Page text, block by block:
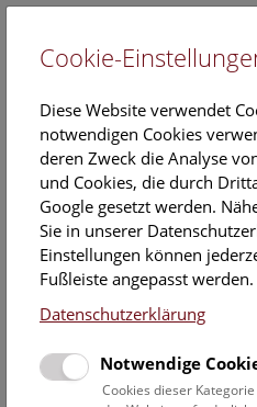
Die Hallstattzeit
Zeugnisse der Hallstattzeit
haben sich in Form der
Gräberfeld von Hallstatt und
bislang weder auf dem
Fundobjekte lassen sich zu
Cookie-
Diese Website verwendet
notwendigen Cookies
deren Zweck die Analyse
und Cookies, die durch
Google gesetzt werden.
Sie in unserer
Einstellungen können
Fußleiste angepasst werden.
Datenschutzerklärung
Notwendige
Cookies dieser